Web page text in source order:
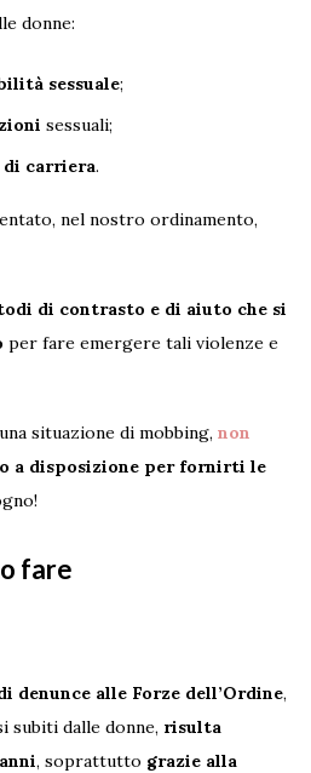
donne:
sessuale;
sessuali;
di carriera.
nel nostro ordinamento,
di contrasto e di aiuto che si
per fare emergere tali violenze e
situazione di mobbing, non
a disposizione per fornirti le
fare
denunce alle Forze dell’Ordine,
subiti dalle donne, risulta
, soprattutto grazie alla